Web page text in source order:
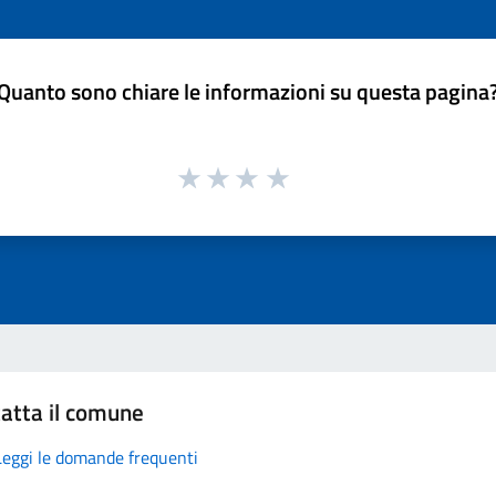
sono chiare le informazioni su questa
il comune
le domande frequenti